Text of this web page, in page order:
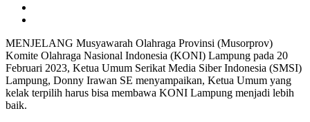
MENJELANG Musyawarah Olahraga Provinsi (Musorprov)
Komite Olahraga Nasional Indonesia (KONI) Lampung pada 20
Februari 2023, Ketua Umum Serikat Media Siber Indonesia (SMSI)
Lampung, Donny Irawan SE menyampaikan, Ketua Umum yang
kelak terpilih harus bisa membawa KONI Lampung menjadi lebih
baik.